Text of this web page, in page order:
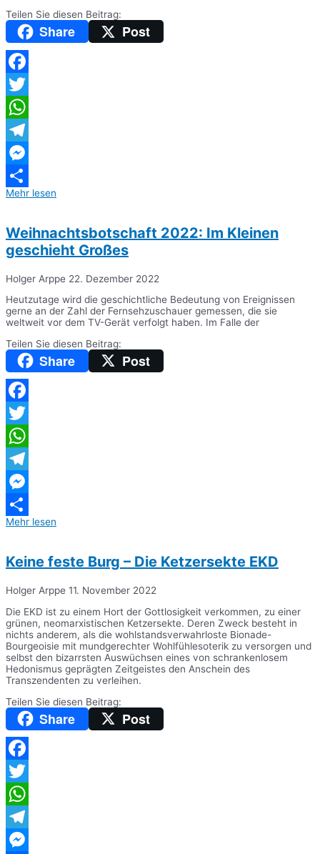
Teilen Sie diesen Beitrag:
Share Post
Facebook
Twitter
WhatsApp
Telegram
Messenger
Teilen
Mehr lesen
Weihnachtsbotschaft 2022: Im Kleinen
geschieht Großes
Holger Arppe 22. Dezember 2022
Heutzutage wird die geschichtliche Bedeutung von Ereignissen
gerne an der Zahl der Fernsehzuschauer gemessen, die sie
weltweit vor dem TV-Gerät verfolgt haben. Im Falle der
Teilen Sie diesen Beitrag:
Share Post
Facebook
Twitter
WhatsApp
Telegram
Messenger
Teilen
Mehr lesen
Keine feste Burg – Die Ketzersekte EKD
Holger Arppe 11. November 2022
Die EKD ist zu einem Hort der Gottlosigkeit verkommen, zu einer
grünen, neomarxistischen Ketzersekte. Deren Zweck besteht in
nichts anderem, als die wohlstandsverwahrloste Bionade-
Bourgeoisie mit mundgerechter Wohlfühlesoterik zu versorgen und
selbst den bizarrsten Auswüchsen eines von schrankenlosem
Hedonismus geprägten Zeitgeistes den Anschein des
Transzendenten zu verleihen.
Teilen Sie diesen Beitrag:
Share Post
Facebook
Twitter
WhatsApp
Telegram